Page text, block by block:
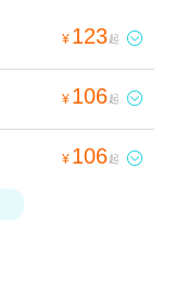
¥ 123起 
¥ 106起 
¥ 106起 